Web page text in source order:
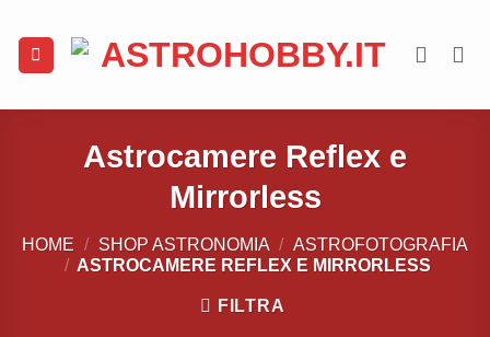
contenuti
Astrocamere Reflex e
Mirrorless
HOME / SHOP ASTRONOMIA / ASTROFOTOGRAFIA
/ ASTROCAMERE REFLEX E MIRRORLESS
FILTRA